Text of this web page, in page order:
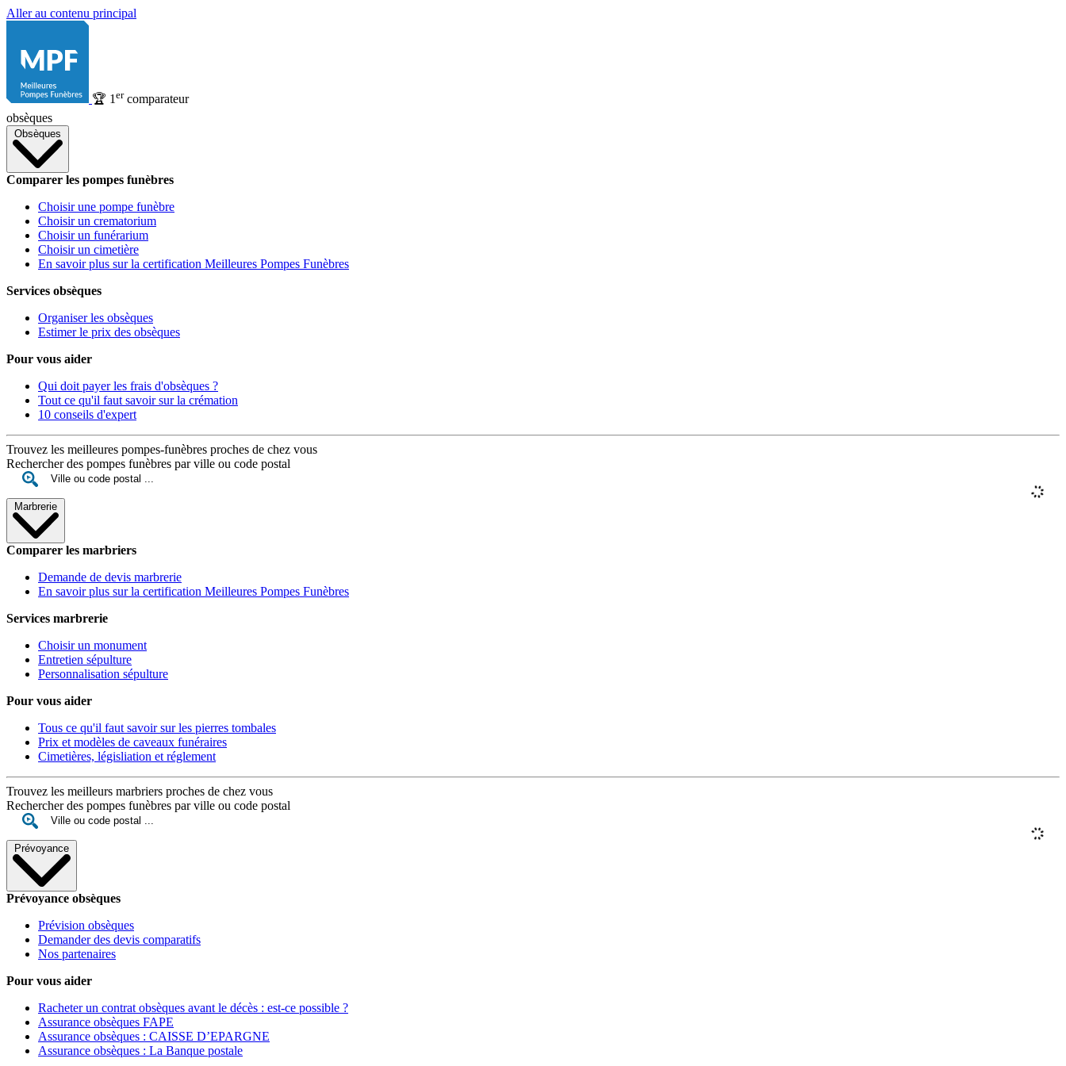
Aller au contenu principal
🏆 1 ercomparateur
obsèques
Obsèques
Comparer les pompes funèbres
Choisir une pompe funèbre
Choisir un crematorium
Choisir un funérarium
Choisir un cimetière
En savoir plus sur la certification Meilleures Pompes Funèbres
Services obsèques
Organiser les obsèques
Estimer le prix des obsèques
Pour vous aider
Qui doit payer les frais d'obsèques ?
Tout ce qu'il faut savoir sur la crémation
10 conseils d'expert
Trouvez les meilleures pompes-funèbres proches de chez vous
Rechercher des pompes funèbres par ville ou code postal
Marbrerie
Comparer les marbriers
Demande de devis marbrerie
En savoir plus sur la certification Meilleures Pompes Funèbres
Services marbrerie
Choisir un monument
Entretien sépulture
Personnalisation sépulture
Pour vous aider
Tous ce qu'il faut savoir sur les pierres tombales
Prix et modèles de caveaux funéraires
Cimetières, législiation et réglement
Trouvez les meilleurs marbriers proches de chez vous
Rechercher des pompes funèbres par ville ou code postal
Prévoyance
Prévoyance obsèques
Prévision obsèques
Demander des devis comparatifs
Nos partenaires
Pour vous aider
Racheter un contrat obsèques avant le décès : est-ce possible ?
Assurance obsèques FAPE
Assurance obsèques : CAISSE D’EPARGNE
Assurance obsèques : La Banque postale